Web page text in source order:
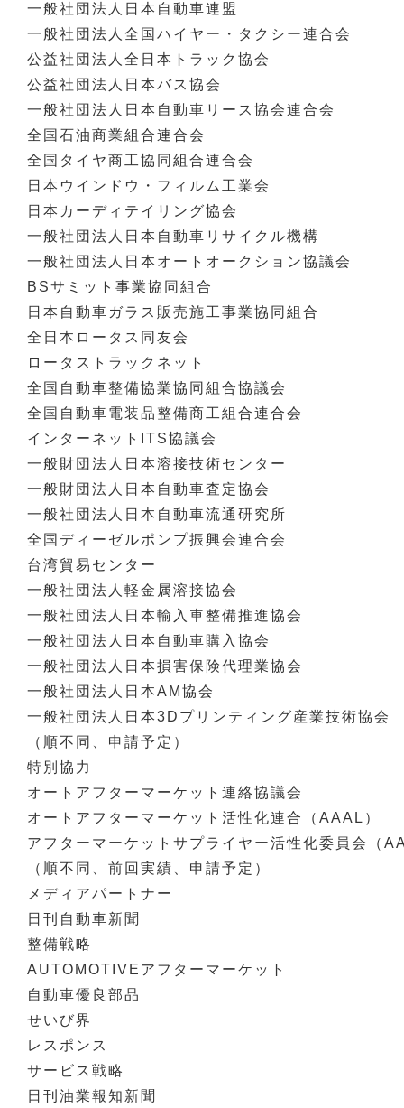
一般社団法人日本自動車連盟
一般社団法人全国ハイヤー・タクシー連合会
公益社団法人全日本トラック協会
公益社団法人日本バス協会
一般社団法人日本自動車リース協会連合会
全国石油商業組合連合会
全国タイヤ商工協同組合連合会
日本ウインドウ・フィルム工業会
日本カーディテイリング協会
一般社団法人日本自動車リサイクル機構
一般社団法人日本オートオークション協議会
BSサミット事業協同組合
日本自動車ガラス販売施工事業協同組合
全日本ロータス同友会
ロータストラックネット
全国自動車整備協業協同組合協議会
全国自動車電装品整備商工組合連合会
インターネットITS協議会
一般財団法人日本溶接技術センター
一般財団法人日本自動車査定協会
一般社団法人日本自動車流通研究所
全国ディーゼルポンプ振興会連合会
台湾貿易センター
一般社団法人軽金属溶接協会
一般社団法人日本輸入車整備推進協会
一般社団法人日本自動車購入協会
一般社団法人日本損害保険代理業協会
一般社団法人日本AM協会
一般社団法人日本3Dプリンティング産業技術協会
（順不同、申請予定）
特別協力
オートアフターマーケット連絡協議会
オートアフターマーケット活性化連合（AAAL）
アフターマーケットサプライヤー活性化委員会（
（順不同、前回実績、申請予定）
メディアパートナー
日刊自動車新聞
整備戦略
AUTOMOTIVEアフターマーケット
自動車優良部品
せいび界
レスポンス
サービス戦略
日刊油業報知新聞